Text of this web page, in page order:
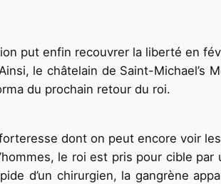
put enfin recouvrer la liberté en
le châtelain de Saint-Michael’s
du prochain retour du roi.
dont on peut encore voir
le roi est pris pour cible par
d’un chirurgien, la gangrène